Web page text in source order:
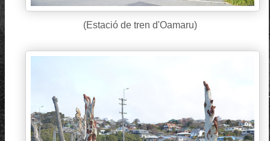
(Estació de tren d'Oamaru)